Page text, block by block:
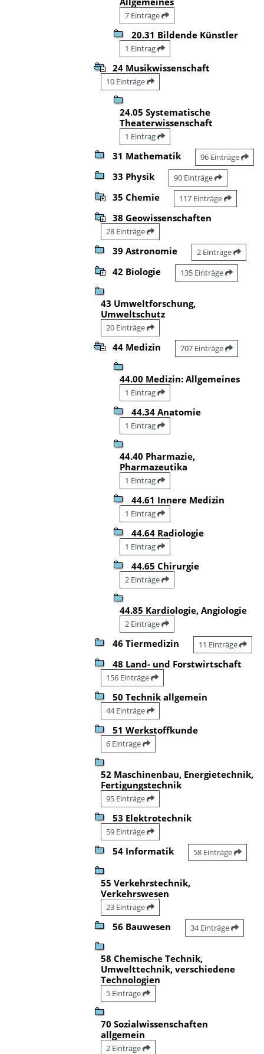
7 Einträge
20.31 Bildende Künstler
1 Eintrag
24 Musikwissenschaft
10 Einträge
24.05 Systematische
Theaterwissenschaft
1 Eintrag
31 Mathematik 96 Einträge
33 Physik 90 Einträge
35 Chemie 117 Einträge
38 Geowissenschaften
28 Einträge
39 Astronomie 2 Einträge
42 Biologie 135 Einträge
43 Umweltforschung,
Umweltschutz
20 Einträge
44 Medizin 707 Einträge
44.00 Medizin: Allgemeines
1 Eintrag
44.34 Anatomie
1 Eintrag
44.40 Pharmazie,
Pharmazeutika
1 Eintrag
44.61 Innere Medizin
1 Eintrag
44.64 Radiologie
1 Eintrag
44.65 Chirurgie
2 Einträge
44.85 Kardiologie, Angiologie
2 Einträge
46 Tiermedizin 11 Einträge
48 Land- und Forstwirtschaft
156 Einträge
50 Technik allgemein
44 Einträge
51 Werkstoffkunde
6 Einträge
52 Maschinenbau, Energietechnik,
Fertigungstechnik
95 Einträge
53 Elektrotechnik
59 Einträge
54 Informatik 58 Einträge
55 Verkehrstechnik,
Verkehrswesen
23 Einträge
56 Bauwesen 34 Einträge
58 Chemische Technik,
Umwelttechnik, verschiedene
Technologien
5 Einträge
70 Sozialwissenschaften
allgemein
2 Einträge